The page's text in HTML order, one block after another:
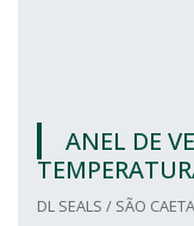
ANEL DE
DL SEALS / SÃO